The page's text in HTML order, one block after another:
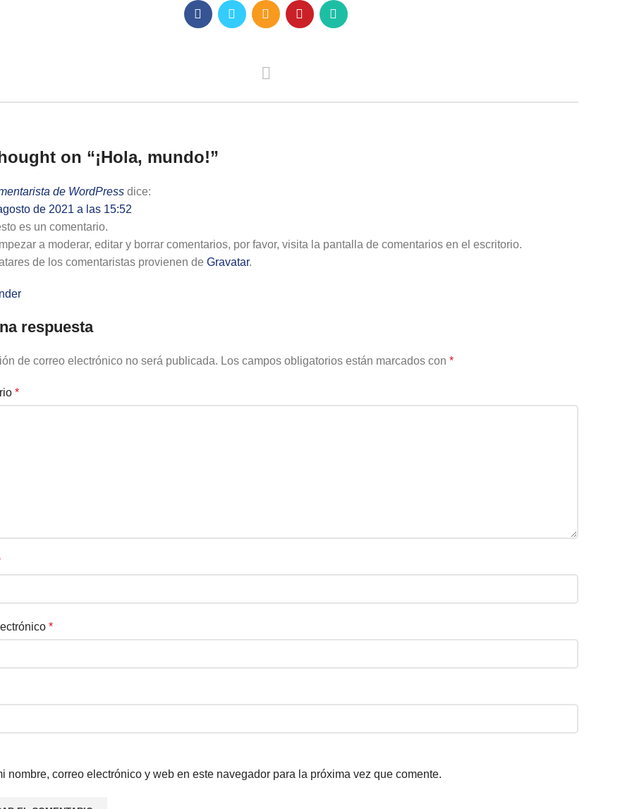
on “¡Hola, mundo!”
de WordPress dice:
de 2021 a las 15:52
es un comentario.
a moderar, editar y borrar comentarios, por favor, visita la pantalla de comentarios en el escritorio.
de los comentaristas provienen de Gravatar.
respuesta
de correo electrónico no será publicada. Los campos obligatorios están marcados con *
*
*
nombre, correo electrónico y web en este navegador para la próxima vez que comente.